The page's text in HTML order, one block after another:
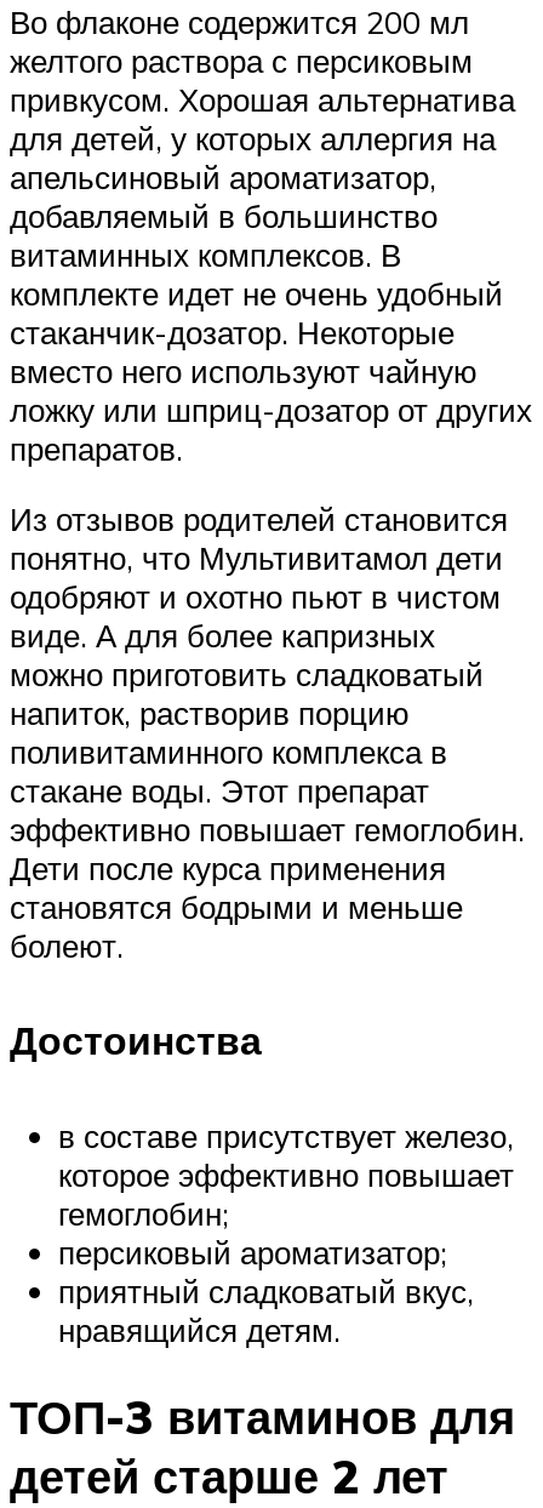
Во флаконе содержится 200 мл
желтого раствора с персиковым
привкусом. Хорошая альтернатива
для детей, у которых аллергия на
апельсиновый ароматизатор,
добавляемый в большинство
витаминных комплексов. В
комплекте идет не очень удобный
стаканчик-дозатор. Некоторые
вместо него используют чайную
ложку или шприц-дозатор от других
препаратов.
Из отзывов родителей становится
понятно, что Мультивитамол дети
одобряют и охотно пьют в чистом
виде. А для более капризных
можно приготовить сладковатый
напиток, растворив порцию
поливитаминного комплекса в
стакане воды. Этот препарат
эффективно повышает гемоглобин.
Дети после курса применения
становятся бодрыми и меньше
болеют.
Достоинства
в составе присутствует железо,
которое эффективно повышает
гемоглобин;
персиковый ароматизатор;
приятный сладковатый вкус,
нравящийся детям.
ТОП-3 витаминов для
детей старше 2 лет